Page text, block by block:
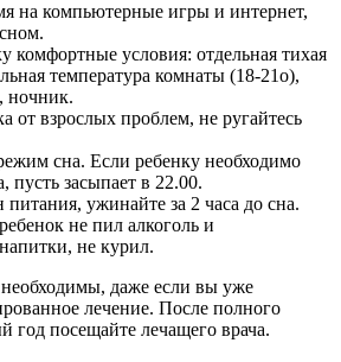
на компьютерные игры и интернет,
комфортные условия: отдельная тихая
температура комнаты (18-21о),
ночник.
от взрослых проблем, не ругайтесь
сна. Если ребенку необходимо
пусть засыпает в 22.00.
питания, ужинайте за 2 часа до сна.
не пил алкоголь и
не курил.
даже если вы уже
лечение. После полного
год посещайте лечащего врача.